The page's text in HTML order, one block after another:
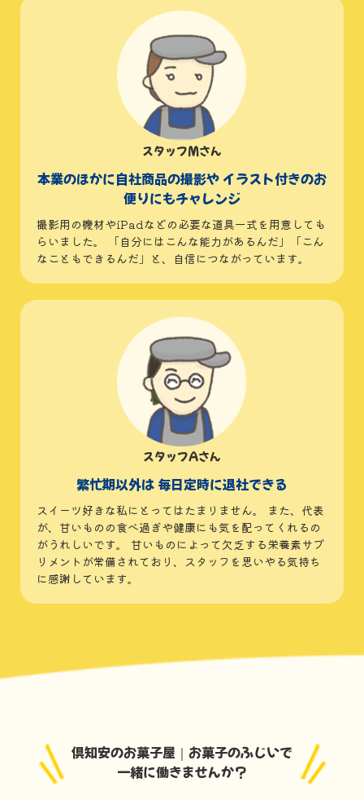
スタッフMさん
本業のほかに自社商品の撮影や イラスト付きのお
便りにもチャレンジ
撮影用の機材やiPadなどの必要な道具一式を用意しても
らいました。 「自分にはこんな能力があるんだ」「こん
なこともできるんだ」と、自信につながっています。
スタッフAさん
繁忙期以外は 毎日定時に退社できる
スイーツ好きな私にとってはたまりません。 また、代表
が、甘いものの食べ過ぎや健康にも気を配ってくれるの
がうれしいです。 甘いものによって欠乏する栄養素サプ
リメントが常備されており、スタッフを思いやる気持ち
に感謝しています。
倶知安のお菓子屋｜お菓子のふじいで
一緒に働きませんか？